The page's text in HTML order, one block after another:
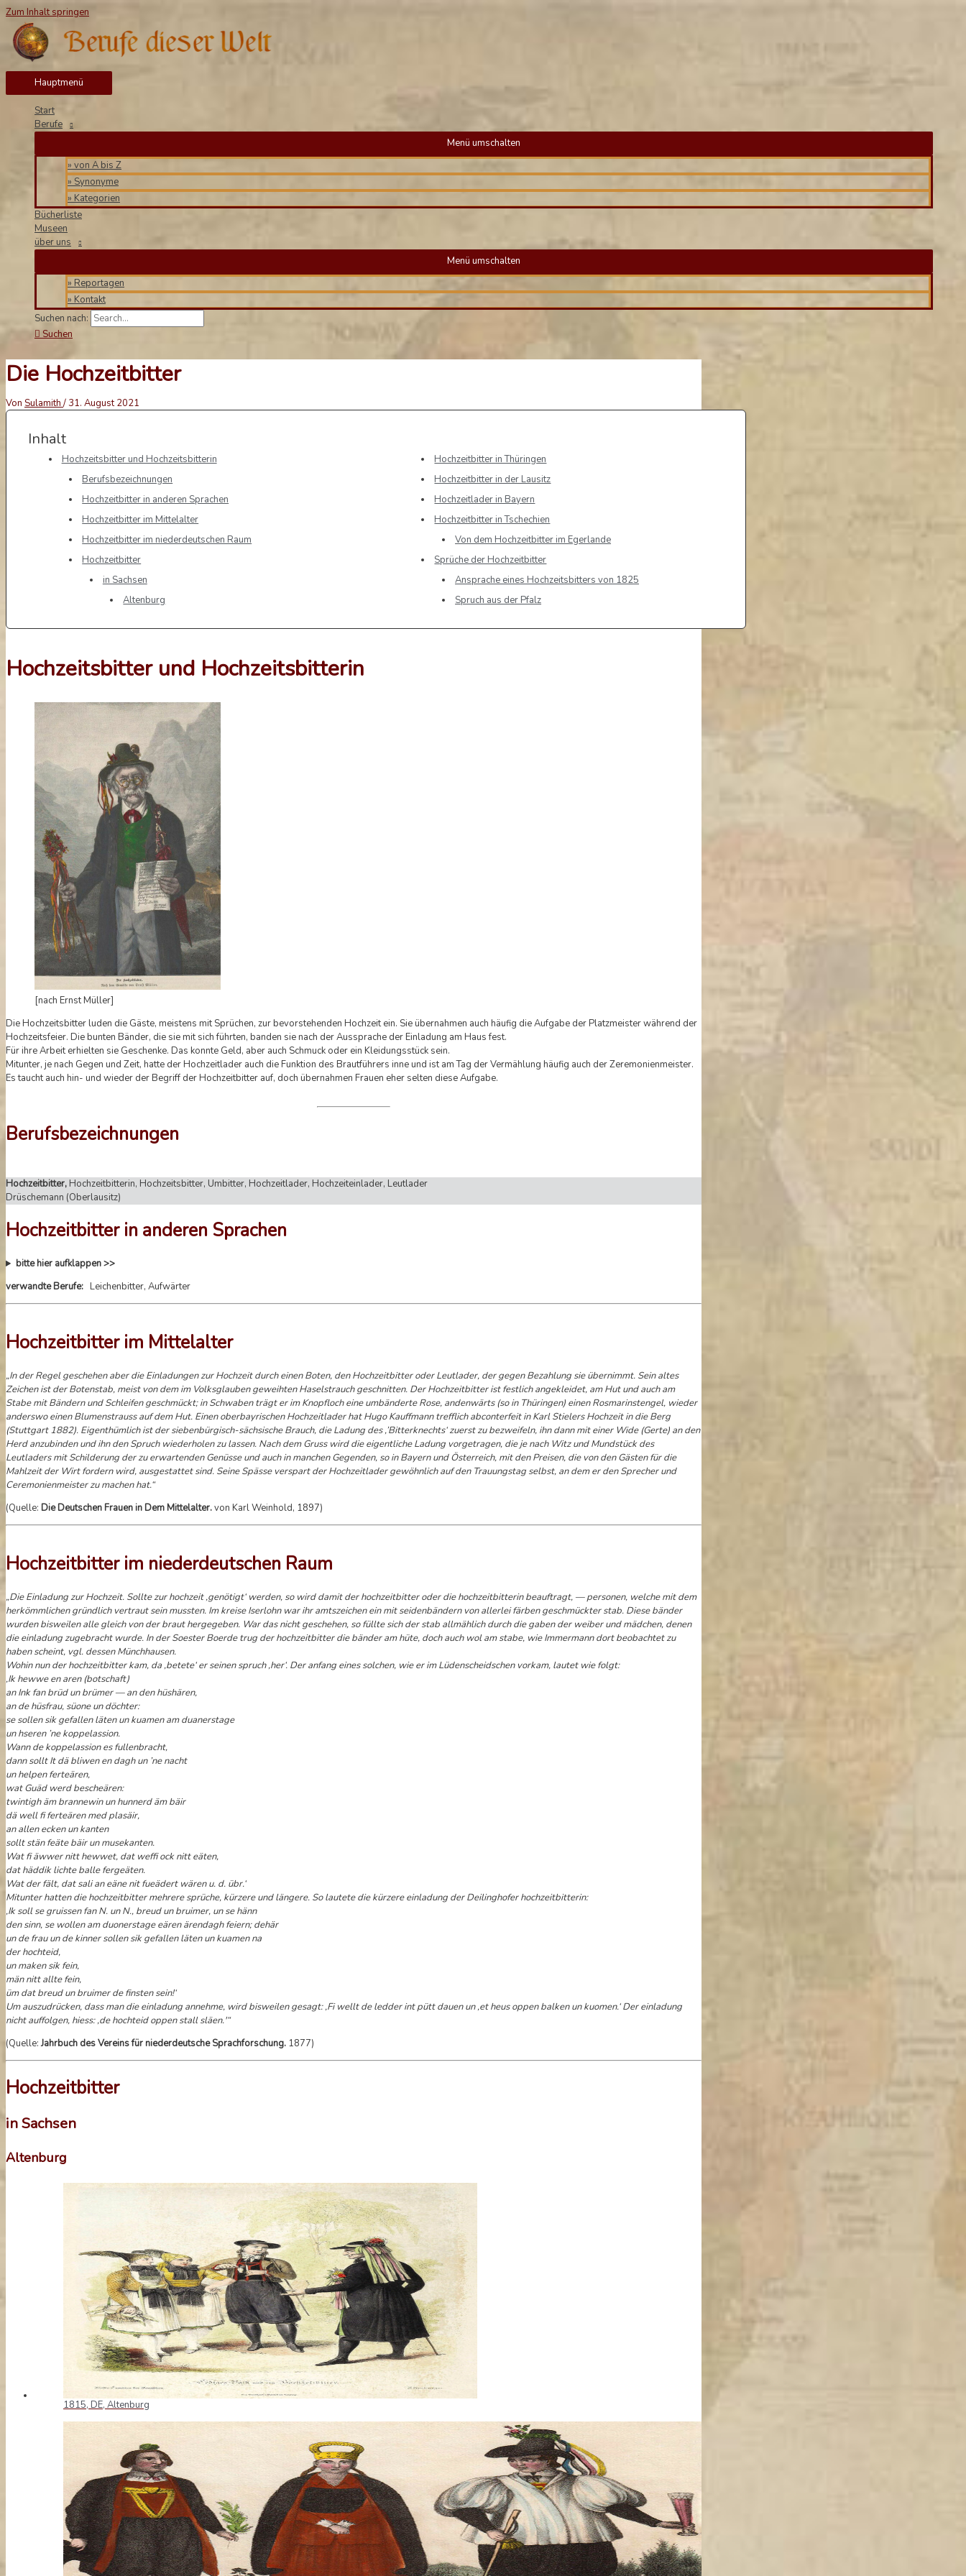
Zum Inhalt springen
Hauptmenü
Start
Berufe
Menü umschalten
» von A bis Z
» Synonyme
» Kategorien
Bücherliste
Museen
über uns
Menü umschalten
» Reportagen
» Kontakt
Suchen nach:
Suchen
Die Hochzeitbitter
Von Sulamith /31. August 2021
Inhalt
Hochzeitsbitter und Hochzeitsbitterin
Berufsbezeichnungen
Hochzeitbitter in anderen Sprachen
Hochzeitbitter im Mittelalter
Hochzeitbitter im niederdeutschen Raum
Hochzeitbitter
in Sachsen
Altenburg
Hochzeitbitter in Thüringen
Hochzeitbitter in der Lausitz
Hochzeitlader in Bayern
Hochzeitbitter in Tschechien
Von dem Hochzeitbitter im Egerlande
Sprüche der Hochzeitbitter
Ansprache eines Hochzeitsbitters von 1825
Spruch aus der Pfalz
Hochzeitsbitter und Hochzeitsbitterin
[nach Ernst Müller]
Die Hochzeitsbitter luden die Gäste, meistens mit Sprüchen, zur bevorstehenden Hochzeit ein. Sie übernahmen auch häufig die Aufgabe der Platzmeister während der
Hochzeitsfeier. Die bunten Bänder, die sie mit sich führten, banden sie nach der Aussprache der Einladung am Haus fest.
Für ihre Arbeit erhielten sie Geschenke. Das konnte Geld, aber auch Schmuck oder ein Kleidungsstück sein.
Mitunter, je nach Gegen und Zeit, hatte der Hochzeitlader auch die Funktion des Brautführers inne und ist am Tag der Vermählung häufig auch der Zeremonienmeister.
Es taucht auch hin- und wieder der Begriff der Hochzeitbitter auf, doch übernahmen Frauen eher selten diese Aufgabe.
Berufsbezeichnungen
Hochzeitbitter, Hochzeitbitterin, Hochzeitsbitter, Umbitter, Hochzeitlader, Hochzeiteinlader, Leutlader
Drüschemann (Oberlausitz)
Hochzeitbitter in anderen Sprachen
bitte hier aufklappen >>
verwandte Berufe: Leichenbitter, Aufwärter
Hochzeitbitter im Mittelalter
„In der Regel geschehen aber die Einladungen zur Hochzeit durch einen Boten, den Hochzeitbitter oder Leutlader, der gegen Bezahlung sie übernimmt. Sein altes
Zeichen ist der Botenstab, meist von dem im Volksglauben geweihten Haselstrauch geschnitten. Der Hochzeitbitter ist festlich angekleidet, am Hut und auch am
Stabe mit Bändern und Schleifen geschmückt; in Schwaben trägt er im Knopfloch eine umbänderte Rose, andenwärts (so in Thüringen) einen Rosmarinstengel, wieder
anderswo einen Blumenstrauss auf dem Hut. Einen oberbayrischen Hochzeitlader hat Hugo Kauffmann trefflich abconterfeit in Karl Stielers Hochzeit in die Berg
(Stuttgart 1882). Eigenthümlich ist der siebenbürgisch-sächsische Brauch, die Ladung des ,’Bitterknechts‘ zuerst zu bezweifeln, ihn dann mit einer Wide (Gerte) an den
Herd anzubinden und ihn den Spruch wiederholen zu lassen. Nach dem Gruss wird die eigentliche Ladung vorgetragen, die je nach Witz und Mundstück des
Leutladers mit Schilderung der zu erwartenden Genüsse und auch in manchen Gegenden, so in Bayern und Österreich, mit den Preisen, die von den Gästen für die
Mahlzeit der Wirt fordern wird, ausgestattet sind. Seine Spässe verspart der Hochzeitlader gewöhnlich auf den Trauungstag selbst, an dem er den Sprecher und
Ceremonienmeister zu machen hat.“
(Quelle: Die Deutschen Frauen in Dem Mittelalter.von Karl Weinhold, 1897)
Hochzeitbitter im niederdeutschen Raum
„Die Einladung zur Hochzeit. Sollte zur hochzeit ‚genötigt‘ werden, so wird damit der hochzeitbitter oder die hochzeitbitterin beauftragt, — personen, welche mit dem
herkömmlichen gründlich vertraut sein mussten. Im kreise Iserlohn war ihr amtszeichen ein mit seidenbändern von allerlei färben geschmückter stab. Diese bänder
wurden bisweilen alle gleich von der braut hergegeben. War das nicht geschehen, so füllte sich der stab allmählich durch die gaben der weiber und mädchen, denen
die einladung zugebracht wurde. In der Soester Boerde trug der hochzeitbitter die bänder am hüte, doch auch wol am stabe, wie Immermann dort beobachtet zu
haben scheint, vgl. dessen Münchhausen.
Wohin nun der hochzeitbitter kam, da ,betete‘ er seinen spruch ,her‘. Der anfang eines solchen, wie er im Lüdenscheidschen vorkam, lautet wie folgt:
,Ik hewwe en aren (botschaft)
an Ink fan brüd un brümer — an den hüshären,
an de hüsfrau, süone un döchter:
se sollen sik gefallen läten un kuamen am duanerstage
un hseren ’ne koppelassion.
Wann de koppelassion es fullenbracht,
dann sollt It dä bliwen en dagh un ’ne nacht
un helpen ferteären,
wat Guäd werd bescheären:
twintigh äm brannewin un hunnerd äm bäir
dä well fi ferteären med plasäir,
an allen ecken un kanten
sollt stän feäte bäir un musekanten.
Wat fi äwwer nitt hewwet, dat weffi ock nitt eäten,
dat häddik lichte balle fergeäten.
Wat der fält, dat sali an eäne nit fueädert wären u. d. übr.‘
Mitunter hatten die hochzeitbitter mehrere sprüche, kürzere und längere. So lautete die kürzere einladung der Deilinghofer hochzeitbitterin:
,Ik soll se gruissen fan N. un N., breud un bruimer, un se hänn
den sinn, se wollen am duonerstage eären ärendagh feiern; dehär
un de frau un de kinner sollen sik gefallen läten un kuamen na
der hochteid,
un maken sik fein,
män nitt allte fein,
üm dat breud un bruimer de finsten sein!‘
Um auszudrücken, dass man die einladung annehme, wird bisweilen gesagt: ,Fi wellt de ledder int pütt dauen un ‚et heus oppen balken un kuomen.‘ Der einladung
nicht auffolgen, hiess: ,de hochteid oppen stall släen.'“
(Quelle:Jahrbuch des Vereins für niederdeutsche Sprachforschung. 1877)
Hochzeitbitter
in Sachsen
Altenburg
1815, DE, Altenburg